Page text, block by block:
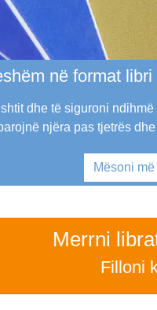
në format
dhe të siguroni
njëra pas tjetrës
Mësoni
Merrni
Filloni